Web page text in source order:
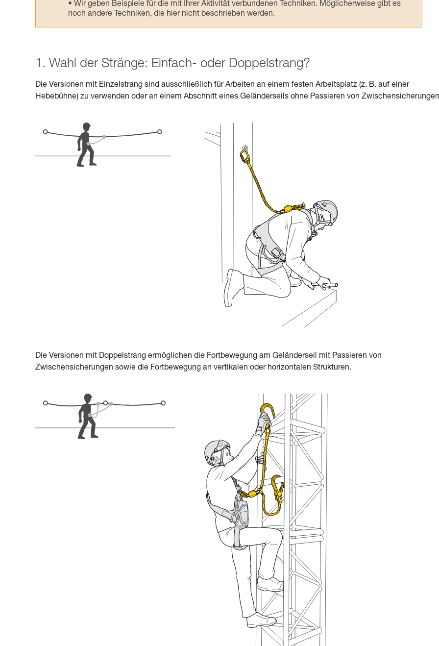
Wir geben Beispiele für die mit Ihrer Aktivität verbundenen Techniken. Möglicherweise gibt es
noch andere Techniken, die hier nicht beschrieben werden.
1. Wahl der Stränge: Einfach- oder Doppelstrang?
Die Versionen mit Einzelstrang sind ausschließlich für Arbeiten an einem festen Arbeitsplatz (z. B. auf einer
Hebebühne) zu verwenden oder an einem Abschnitt eines Geländerseils ohne Passieren von
Die Versionen mit Doppelstrang ermöglichen die Fortbewegung am Geländerseil mit Passieren von
Zwischensicherungen sowie die Fortbewegung an vertikalen oder horizontalen Strukturen.